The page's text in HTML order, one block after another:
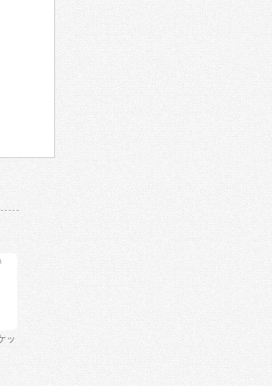
ッ